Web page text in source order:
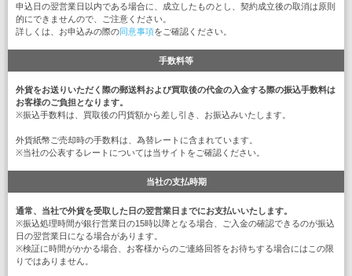
申込日の翌営業日以内である場合に、成立したものとし、契約成立後の取消は原則
的にできませんので、ご注意ください。
詳しくは、お申込みの際の同意事項をご確認ください。
手数料等
外貨をお送りいただく際の郵送料および買取後の代金の入金する際の振込手数料は
お客様のご負担となります。
※振込手数料は、買取後の円貨額から差し引き、お振込みいたします。
外貨紙幣ご売却時の手数料は、為替レートに含まれています。
※当社の公表するレートについては当サイトをご確認ください。
当社の支払時期
通常、当社で外貨を受取した日の翌営業日までにお支払いいたします。
※振込処理時間が銀行営業日の15時以降となる場合、ご入金の確認できるのが振込
日の翌営業日になる場合があります。
※検証に時間がかかる場合、お客様からのご連絡回答をお待ちする場合にはこの限
りではありません。